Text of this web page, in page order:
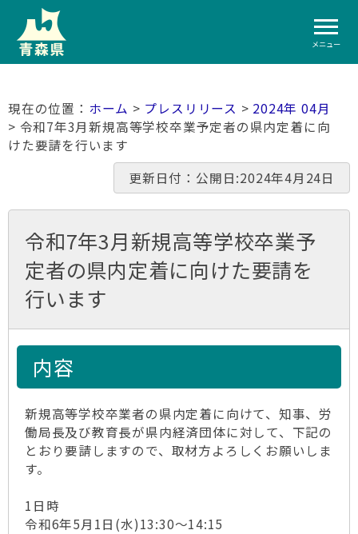
メニュー
ホーム > プレスリリース > 2024年 04月
> 令和7年3月新規高等学校卒業予定者の県内定着に向
けた要請を行います
更新日付：公開日:2024年4月24日
令和7年3月新規高等学校卒業予
定者の県内定着に向けた要請を
行います
内容
新規高等学校卒業者の県内定着に向けて、知事、労
働局長及び教育長が県内経済団体に対して、下記の
とおり要請しますので、取材方よろしくお願いしま
す。
1日時
令和6年5月1日(水)13:30～14:15